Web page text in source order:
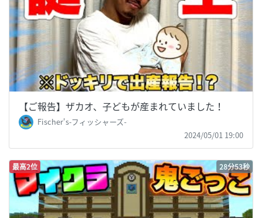
【ご報告】ザカオ、子どもが産まれていました！
Fischer's-フィッシャーズ-
2024/05/01 19:00
最高2位 28分53秒